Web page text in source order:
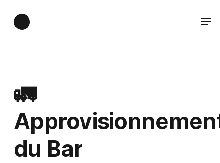
🚛
du Bar